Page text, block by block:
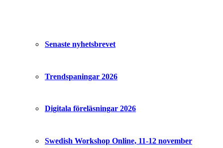
Senaste nyhetsbrevet
Trendspaningar 2026
Digitala föreläsningar 2026
Swedish Workshop Online, 11-12 november